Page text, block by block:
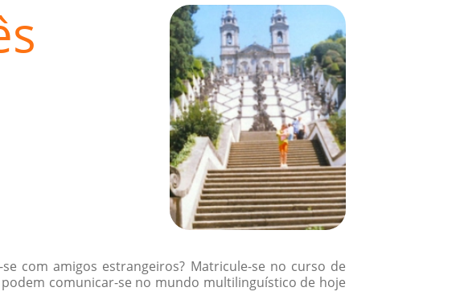
com amigos estrangeiros? Matricule-se no curso de
comunicar-se no mundo multilinguístico de hoje